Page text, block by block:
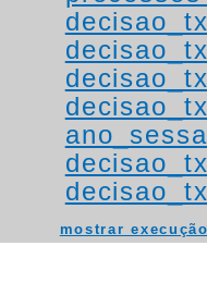
mostrar